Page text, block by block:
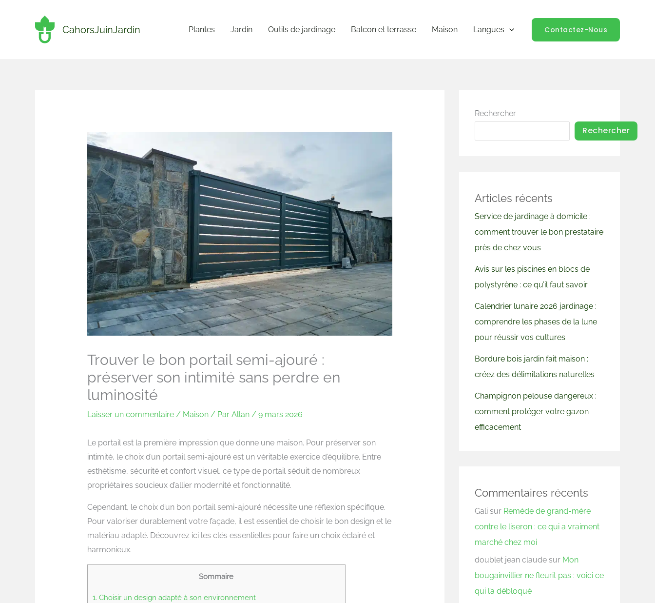
CahorsJuinJardin Plantes Jardin Outils de jardinage Balcon et terrasse Maison Langues Contactez-Nous
Trouver le bon portail semi-ajouré :
préserver son intimité sans perdre en
luminosité
Laisser un commentaire / Maison/ Par Allan / 9 mars 2026
Le portail est la première impression que donne une maison. Pour préserver son
intimité, le choix d’un portail semi-ajouré est un véritable exercice d’équilibre. Entre
esthétisme, sécurité et confort visuel, ce type de portail séduit de nombreux
propriétaires soucieux d’allier modernité et fonctionnalité.
Cependant, le choix d’un bon portail semi-ajouré nécessite une réflexion spécifique.
Pour valoriser durablement votre façade, il est essentiel de choisir le bon design et le
matériau adapté. Découvrez ici les clés essentielles pour faire un choix éclairé et
harmonieux.
Sommaire
1. Choisir un design adapté à son environnement
Rechercher
Rechercher
Articles récents
Service de jardinage à domicile :
comment trouver le bon prestataire
près de chez vous
Avis sur les piscines en blocs de
polystyrène : ce qu’il faut savoir
Calendrier lunaire 2026 jardinage :
comprendre les phases de la lune
pour réussir vos cultures
Bordure bois jardin fait maison :
créez des délimitations naturelles
Champignon pelouse dangereux :
comment protéger votre gazon
efficacement
Commentaires récents
Gali sur Remède de grand-mère
contre le liseron : ce qui a vraiment
marché chez moi
doublet jean claude sur Mon
bougainvillier ne fleurit pas : voici ce
qui l’a débloqué